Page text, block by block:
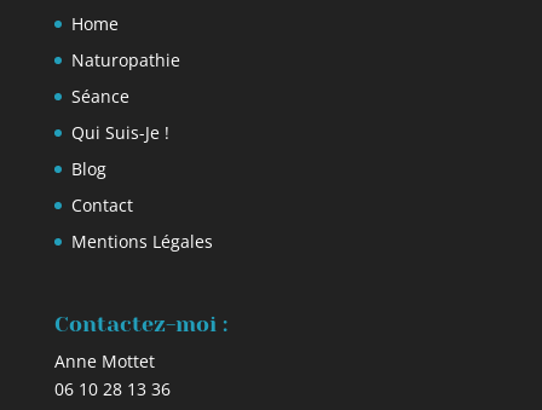
Home
Naturopathie
Séance
Qui Suis-Je !
Blog
Contact
Mentions Légales
Contactez-moi :
Anne Mottet
06 10 28 13 36